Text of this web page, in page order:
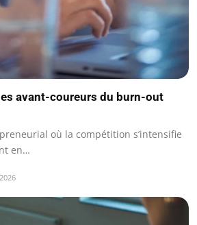
avant-coureurs du burn-out
où la compétition s’intensifie
en…